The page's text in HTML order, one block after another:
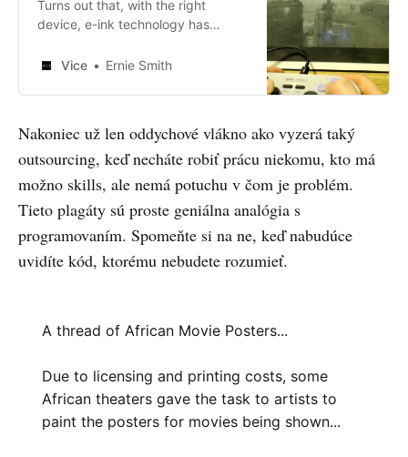
Turns out that, with the right
device, e-ink technology has
up with a laggy game-streaming
Vice Ernie Smith
Nakoniec už len oddychové vlákno ako vyzerá taký
outsourcing, keď necháte robiť prácu niekomu, kto má
možno skills, ale nemá potuchu v čom je problém.
Tieto plagáty sú proste geniálna analógia s
programovaním. Spomeňte si na ne, keď nabudúce
uvidíte kód, ktorému nebudete rozumieť.
A thread of African Movie Posters...
Due to licensing and printing costs, some
African theaters gave the task to artists to
paint the posters for movies being shown...